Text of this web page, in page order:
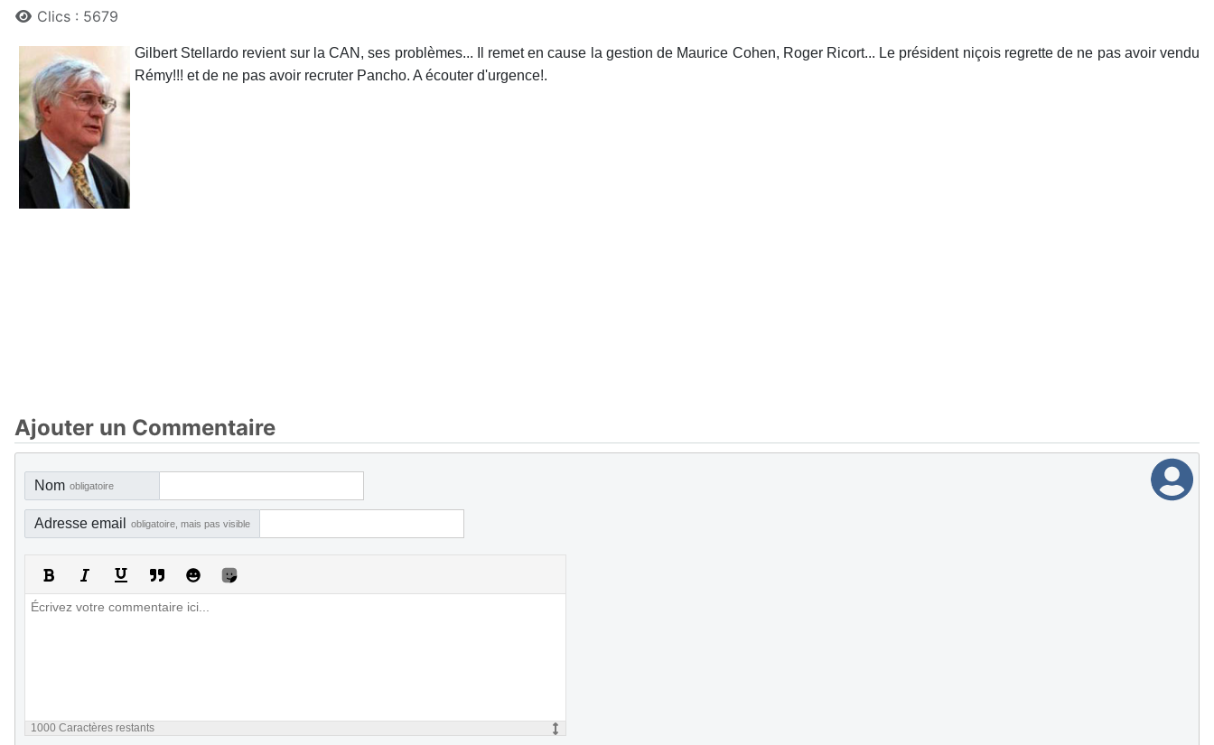
Clics : 5679
Gilbert Stellardo revient sur la CAN, ses problèmes... Il remet en cause la gestion de Maurice Cohen, Roger Ricort... Le président niçois regrette de ne pas avoir vendu
Rémy!!! et de ne pas avoir recruter Pancho. A écouter d'urgence!.
Ajouter un Commentaire
Nom obligatoire
Adresse email obligatoire, mais pas visible
1000 Caractères restants